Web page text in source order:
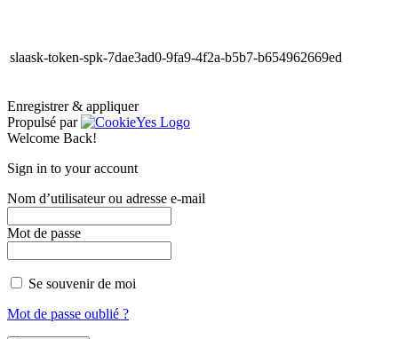
slaask-token-spk-7dae3ad0-9fa9-4f2a-b5b7-b654962669ed
Enregistrer & appliquer
Propulsé par
Welcome Back!
Sign in to your account
Nom d’utilisateur ou adresse e-mail
Mot de passe
Se souvenir de moi
Mot de passe oublié ?